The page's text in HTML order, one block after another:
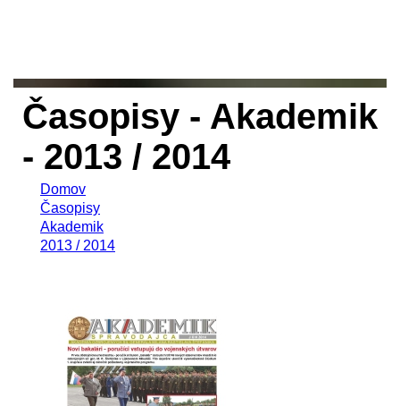
Časopisy - Akademik
- 2013 / 2014
Domov
Časopisy
Akademik
2013 / 2014